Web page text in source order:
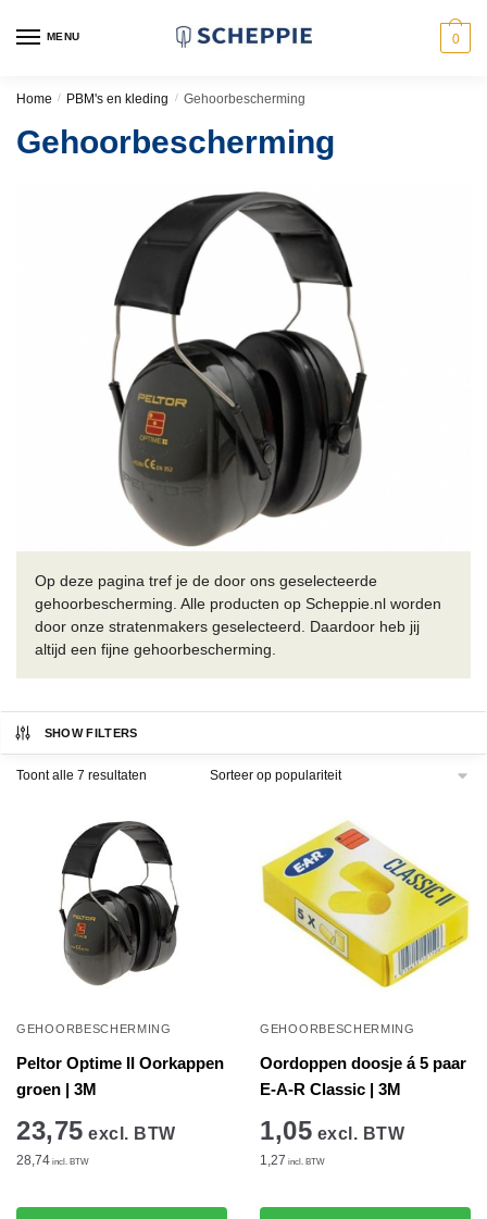
MENU 0
Home / PBM's en kleding / Gehoorbescherming
Gehoorbescherming
Op deze pagina tref je de door ons geselecteerde
gehoorbescherming. Alle producten op Scheppie.nl worden
door onze stratenmakers geselecteerd. Daardoor heb jij
altijd een fijne gehoorbescherming.
SHOW FILTERS
Toont alle 7 resultaten Gesorteerd
GEHOORBESCHERMING
Peltor Optime II Oorkappen
groen | 3M
23,75 excl. BTW
28,74 incl. BTW
GEHOORBESCHERMING
Oordoppen doosje á 5 paar
E-A-R Classic | 3M
1,05 excl. BTW
1,27 incl. BTW